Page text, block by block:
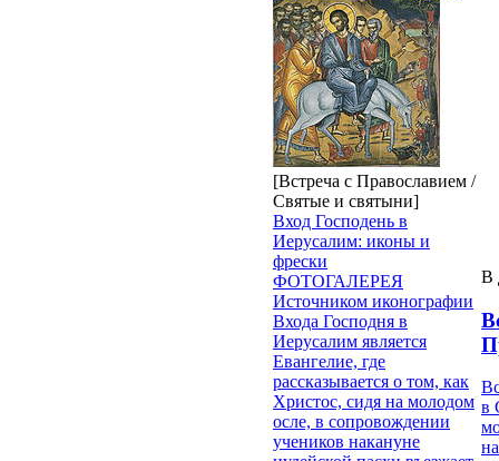
[Встреча с Православием /
Святые и святыни]
Вход Господень в
Иерусалим: иконы и
фрески
ФОТОГАЛЕРЕЯ
Источником иконографии
Входа Господня в
Иерусалим является
Евангелие, где
рассказывается о том, как
Христос, сидя на молодом
осле, в сопровождении
учеников накануне
В
в